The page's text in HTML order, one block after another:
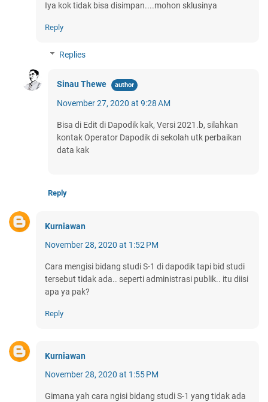
Iya kok tidak bisa disimpan....mohon sklusinya
Reply
Replies
Sinau Thewe
November 27, 2020 at 9:28 AM
Bisa di Edit di Dapodik kak, Versi 2021.b, silahkan
kontak Operator Dapodik di sekolah utk perbaikan
data kak
Reply
Kurniawan
November 28, 2020 at 1:52 PM
Cara mengisi bidang studi S-1 di dapodik tapi bid studi
tersebut tidak ada.. seperti administrasi publik.. itu diisi
apa ya pak?
Reply
Kurniawan
November 28, 2020 at 1:55 PM
Gimana yah cara ngisi bidang studi S-1 yang tidak ada